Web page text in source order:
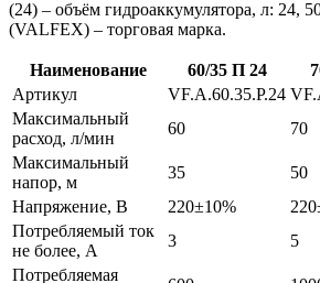
(24) – объём гидроаккумулятора, л: 24,
(VALFEX) – торговая марка.
Наименование 60/35 П 24
Артикул
VF.A.60.35.P.24
Максимальный
расход, л/мин
60 70
Максимальный
напор, м
35 50
Напряжение, В
220±10%
Потребляемый ток
не более, А
3 5
Потребляемая